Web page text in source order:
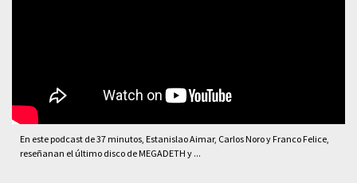
En este podcast de 37 minutos, Estanislao Aimar, Carlos Noro y Franco Felice,
reseñanan el último disco de MEGADETH y ...